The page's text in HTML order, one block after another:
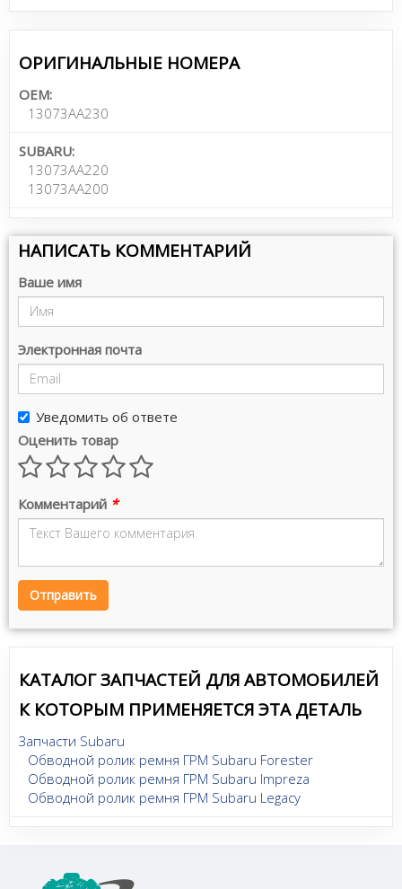
ОРИГИНАЛЬНЫЕ НОМЕРА
OEM:
13073AA230
SUBARU:
13073AA220
13073AA200
НАПИСАТЬ КОММЕНТАРИЙ
Ваше имя
Электронная почта
Уведомить об ответе
Оценить товар
Комментарий *
Отправить
КАТАЛОГ ЗАПЧАСТЕЙ ДЛЯ АВТОМОБИЛЕЙ
К КОТОРЫМ ПРИМЕНЯЕТСЯ ЭТА ДЕТАЛЬ
Запчасти Subaru
Обводной ролик ремня ГРМ Subaru Forester
Обводной ролик ремня ГРМ Subaru Impreza
Обводной ролик ремня ГРМ Subaru Legacy